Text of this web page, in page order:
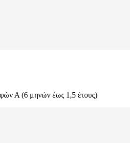
Α (6 μηνών έως 1,5 έτους)